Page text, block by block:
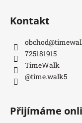
Kontakt
obchod@
725181915
TimeWalk
@time.walk5
Přijímáme